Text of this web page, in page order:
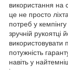
використання на
це не просто
потреб у
зручній рукоятці
використовувати
потужність
навіть у